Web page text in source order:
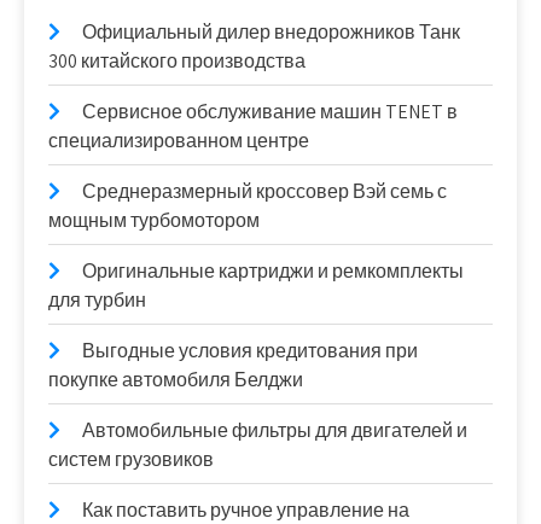
Официальный дилер внедорожников Танк
300 китайского производства
Сервисное обслуживание машин TENET в
специализированном центре
Среднеразмерный кроссовер Вэй семь с
мощным турбомотором
Оригинальные картриджи и ремкомплекты
для турбин
Выгодные условия кредитования при
покупке автомобиля Белджи
Автомобильные фильтры для двигателей и
систем грузовиков
Как поставить ручное управление на